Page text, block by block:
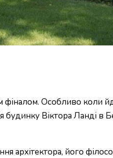
фіналом. Особливо коли
Віктора Ланді в
його